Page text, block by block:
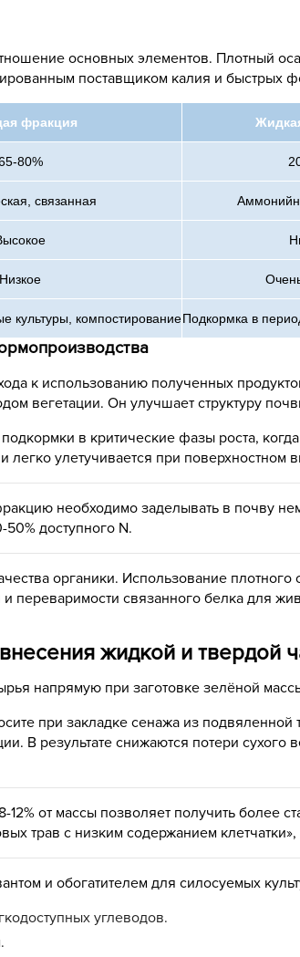
основных элементов. Плотный
поставщиком калия и быстрых
фракция
80%
связанная
Низкое
культуры, компостированиеПодкормка в
к использованию полученных
вегетации. Он улучшает структуру
в критические фазы роста,
улетучивается при поверхностном
необходимо заделывать в почву
доступного N.
органики. Использование плотного
переваримости связанного белка для
жидкой и твердой
напрямую при заготовке зелёной
при закладке сенажа из
В результате снижаются потери сухого
от массы позволяет получить более
трав с низким содержанием
и обогатителем для силосуемых
углеводов.